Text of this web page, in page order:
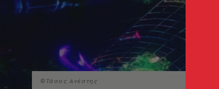
©Τάσος Ανέστης